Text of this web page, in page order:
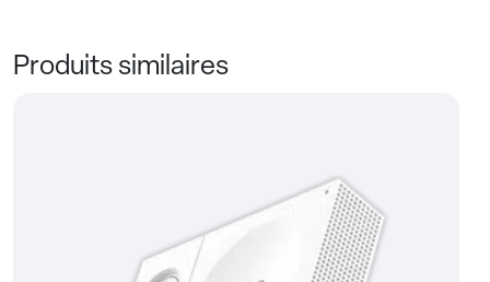
Produits similaires